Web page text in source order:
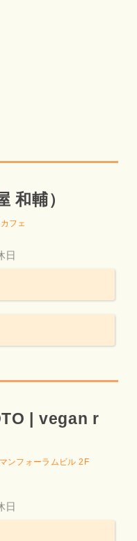
和輔）
カフェ
日
| vegan r
ンフォーラムビル 2F
日